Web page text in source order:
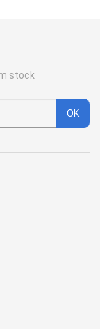
stock
OK